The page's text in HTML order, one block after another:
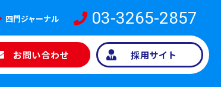
四門ジャーナル 03-3265-2857
お問い合わせ 採用サイト